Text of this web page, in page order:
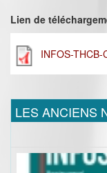
Lien de
INFOS-
LES ANCIENS